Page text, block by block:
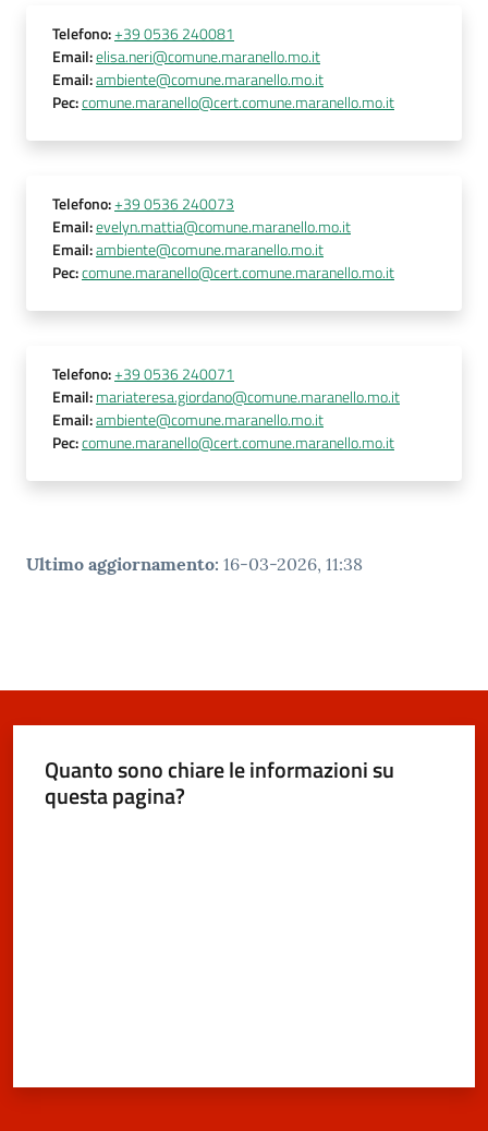
Telefono:+39 0536 240081
Email:elisa.neri@comune.maranello.mo.it
Email:ambiente@comune.maranello.mo.it
Pec:comune.maranello@cert.comune.maranello.mo.it
Telefono:+39 0536 240073
Email:evelyn.mattia@comune.maranello.mo.it
Email:ambiente@comune.maranello.mo.it
Pec:comune.maranello@cert.comune.maranello.mo.it
Telefono:+39 0536 240071
Email:mariateresa.giordano@comune.maranello.mo.it
Email:ambiente@comune.maranello.mo.it
Pec:comune.maranello@cert.comune.maranello.mo.it
Ultimo aggiornamento: 16-03-2026, 11:38
Quanto sono chiare le informazioni su
questa pagina?